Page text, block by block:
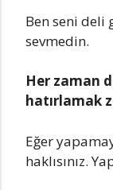
Ben seni deli
sevmedin.
Her zaman
hatırlamak
Eğer
haklısınız.